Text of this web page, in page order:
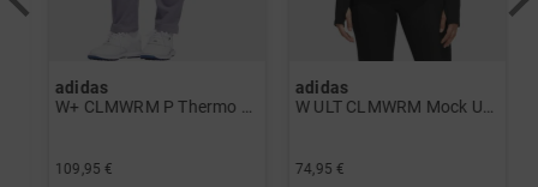
adidas
W+ CLMWRM P Thermo Hose grau
109,95 €
adidas
W ULT CLMWRM Mock Unterzieher schwarz
74,95 €